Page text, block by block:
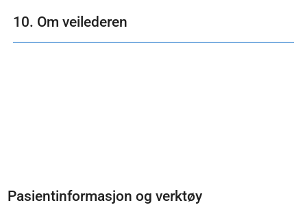
10. Om veilederen
Pasientinformasjon og verktøy